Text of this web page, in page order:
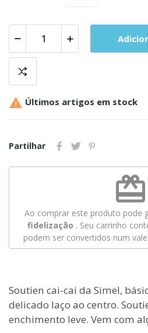
 Últimos artigos em stock
Partilhar
redeem
Ao comprar este produto pode
fidelização . Seu carrinho
podem ser convertidos num
Soutien cai-cai da Simel,
delicado laço ao centro.
enchimento leve. Vem com